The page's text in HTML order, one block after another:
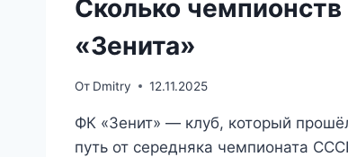
Сколько чемпионств
«Зенита»
От Dmitry 12.11.2025
ФК «Зенит» — клуб, который
путь от середняка чемпионата